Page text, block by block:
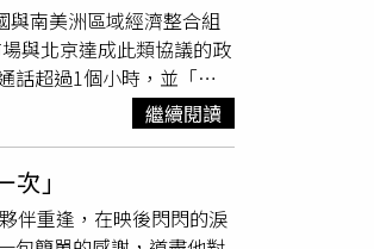
當時在典禮現場曾向
小S一度驚訝對方怎麼有
的串訪，根本還沒反應
一個人扛下金鐘主持棒
己此生第一次直接接到製
那麼沒禮貌啦！」她坦
班》收攤了，我剛好有
班會引來如此高的關注
與南美洲區域經濟整合組
與北京達成此類協議的政
話超過1個小時，並「一
國元首還討論了對接兩國
關鍵礦產加工以及肥料貿
總統川普（Donald
括巴西在內的60個貿易
國的關稅措施，但魯拉向
繼續閱讀
」
伴重逢，在映後閃閃的淚